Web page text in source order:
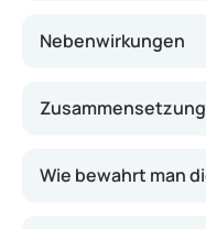
Nebenwirkungen
Zusammensetzung
Wie bewahrt man